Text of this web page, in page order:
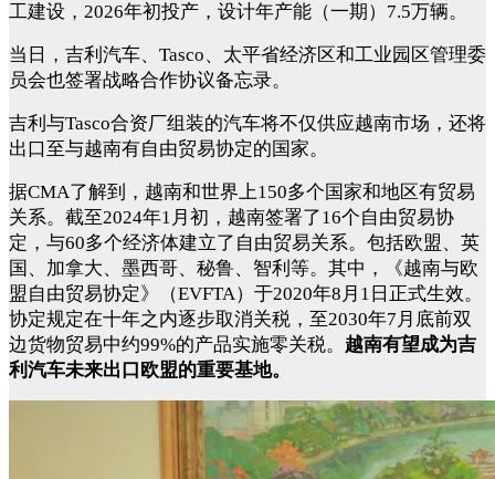
工建设，2026年初投产，设计年产能（一期）7.5万辆。
当日，吉利汽车、Tasco、太平省经济区和工业园区管理委
员会也签署战略合作协议备忘录。
吉利与Tasco合资厂组装的汽车将不仅供应越南市场，还将
出口至与越南有自由贸易协定的国家。
据CMA了解到，越南和世界上150多个国家和地区有贸易
关系。截至2024年1月初，越南签署了16个自由贸易协
定，与60多个经济体建立了自由贸易关系。包括欧盟、英
国、加拿大、墨西哥、秘鲁、智利等。其中，《越南与欧
盟自由贸易协定》（EVFTA）于2020年8月1日正式生效。
协定规定在十年之内逐步取消关税，至2030年7月底前双
边货物贸易中约99%的产品实施零关税。 越南有望成为吉
利汽车未来出口欧盟的重要基地。